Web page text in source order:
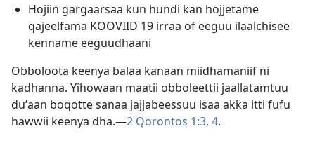
Hojiin gargaarsaa kun hundi kan hojjetame
qajeelfama KOOVIID 19 irraa of eeguu ilaalchisee
kenname eeguudhaani
Obboloota keenya balaa kanaan miidhamaniif ni
kadhanna. Yihowaan maatii obboleettii jaallatamtuu
duʼaan boqotte sanaa jajjabeessuu isaa akka itti fufu
hawwii keenya dha.—2 Qorontos 1:3, 4.